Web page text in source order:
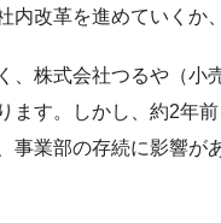
内改革を進めていくか
、株式会社つるや（
ます。しかし、約2年
事業部の存続に影響